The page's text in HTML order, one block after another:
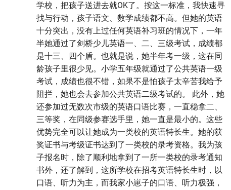
学校，把孩子送进去就OK了。按这一标准，我快速寻
找与行动，孩子语文、数学成绩都不高。但她的英语
十分突出，没有上过任何英语补习班的情况下，一年
半她通过了剑桥少儿英语一、二、三级考试，成绩都
是十三、四个盾。也就是说，她半年考一级，这在同
龄孩子里很少见。小学五年级就通过了公共英语一级
考试，成绩也很不错，如果不是怕孩子太辛苦我给予
阻拦，她也会去参加公共英语二级考试的。 此外，她
还参加过无数次市级的英语口语比赛，一直稳拿二、
三等奖，在同级参赛选手里，她一直是最小的。这些
优势完全可以让她成为一类校的英语特长生。她的获
奖证书与考级证书达到了一类校的录考资格。我为孩
子报名时，除了顺利地拿到了一所一类校的录考通知
书外，还了解到，这所学校在招考英语特长生时，以
口语、听力为主，而我家小崽子的口语、听力极强，